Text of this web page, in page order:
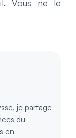
Vous ne le
je partage
du
en